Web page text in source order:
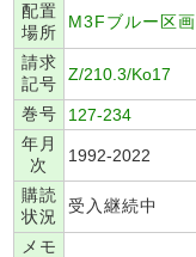
配置
場所
M3Fブルー区画
請求
記号
Z/210.3/Ko17
巻号
127-234
年月
次
1992-2022
購読
状況
受入継続中
メモ